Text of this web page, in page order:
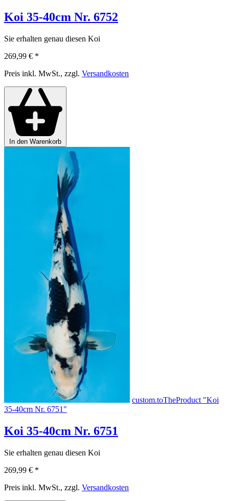
Koi 35-40cm Nr. 6752
Sie erhalten genau diesen Koi
269,99 € *
Preis inkl. MwSt., zzgl. Versandkosten
In den Warenkorb
custom.toTheProduct "Koi
35-40cm Nr. 6751"
Koi 35-40cm Nr. 6751
Sie erhalten genau diesen Koi
269,99 € *
Preis inkl. MwSt., zzgl. Versandkosten